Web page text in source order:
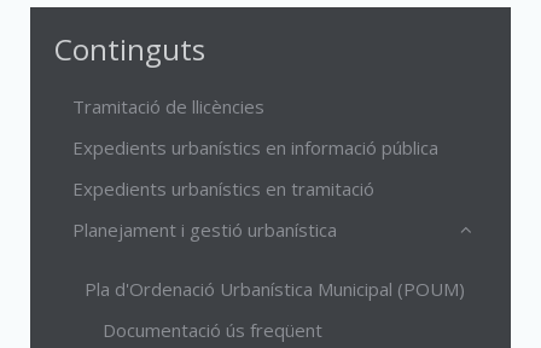
Continguts
Tramitació de llicències
Expedients urbanístics en informació pública
Expedients urbanístics en tramitació
Planejament i gestió urbanística
Pla d'Ordenació Urbanística Municipal (POUM)
Documentació ús freqüent